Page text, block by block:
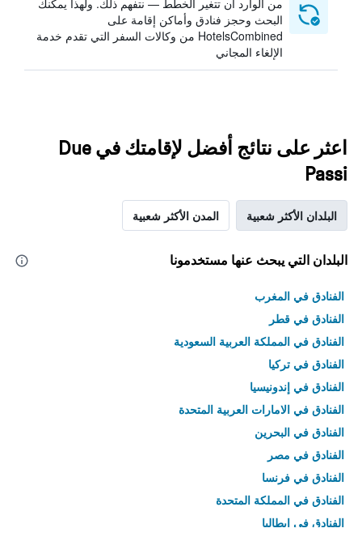
من الوارد أن تتغير الخطط — نتفهم ذلك. ولهذا يمكنك
البحث وحجز فنادق وأماكن إقامة على
HotelsCombined من وكالات السفر التي تقدم خدمة
الإلغاء المجاني
اعثر على نتائج أفضل لإقامتك في Due
Passi
البلدان الأكثر شعبية المدن الأكثر شعبية
البلدان التي يبحث عنها مستخدمونا
الفنادق في المغرب
الفنادق في قطر
الفنادق في المملكة العربية السعودية
الفنادق في تركيا
الفنادق في إندونيسيا
الفنادق في الامارات العربية المتحدة
الفنادق في البحرين
الفنادق في مصر
الفنادق في فرنسا
الفنادق في المملكة المتحدة
الفنادق في إيطاليا